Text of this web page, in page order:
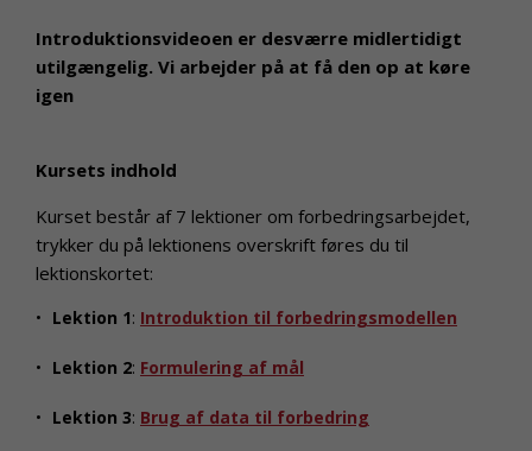
Introduktionsvideoen er desværre midlertidigt
utilgængelig. Vi arbejder på at få den op at køre
igen
Kursets indhold
Kurset består af 7 lektioner om forbedringsarbejdet,
trykker du på lektionens overskrift føres du til
lektionskortet:
Lektion 1: Introduktion til forbedringsmodellen
Lektion 2: Formulering af mål
Lektion 3: Brug af data til forbedring